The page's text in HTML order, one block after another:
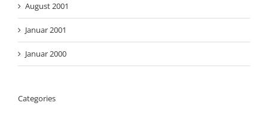
August 2001
Januar 2001
Januar 2000
Categories